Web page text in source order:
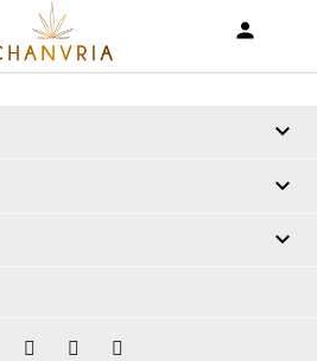



